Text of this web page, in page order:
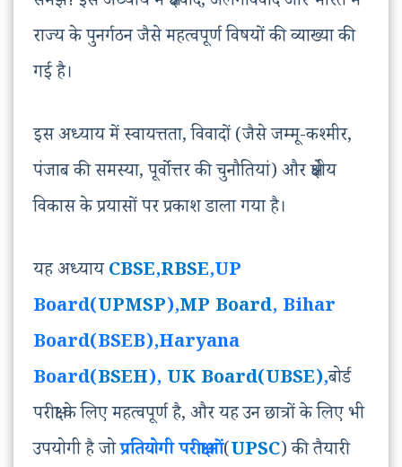
राज्य के पुनर्गठन जैसे महत्वपूर्ण विषयों की व्याख्या की
गई है।
इस अध्याय में स्वायत्तता, विवादों (जैसे जम्मू-कश्मीर,
पंजाब की समस्या, पूर्वोत्तर की चुनौतियां) और क्षेत्रीय
विकास के प्रयासों पर प्रकाश डाला गया है।
यह अध्यायCBSE,RBSE,UP
Board(UPMSP),MP Board, Bihar
Board(BSEB),Haryana
Board(BSEH), UK Board(UBSE),बोर्ड
परीक्षा के लिए महत्वपूर्ण है, और यह उन छात्रों के लिए भी
उपयोगी है जोप्रतियोगी परीक्षाओं(UPSC) की तैयारी